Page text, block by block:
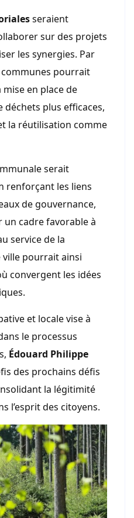
seraient
sur des projets
les synergies. Par
pourrait
en place de
déchets plus efficaces,
la réutilisation comme
serait
renforçant les liens
de gouvernance,
un cadre favorable à
service de la
ville pourrait ainsi
convergent les idées
et locale vise à
le processus
Édouard Philippe
des prochains défis
la légitimité
l’esprit des citoyens.